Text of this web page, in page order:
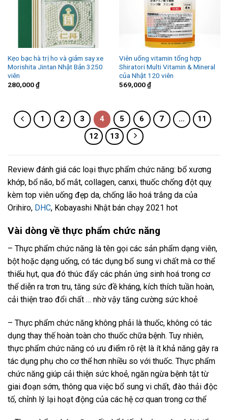
Kẹo bạc hà trị ho và giảm say xe
Morishita Jintan Nhật Bản 3250
viên
280,000₫
Viên uống vitamin tổng hợp
Shiratori Multi Vitamin & Mineral
của Nhật 120 viên
569,000₫
1 2 3 4 5 6 7 …
11
12
13
Review đánh giá các loại thực phẩm chức năng: bổ xương
khớp, bổ não, bổ mắt, collagen, canxi, thuốc chống đột quỵ
kèm top viên uống đẹp da, chống lão hoá trắng da của
Orihiro, DHC, Kobayashi Nhật bán chạy 2021 hot
Vài dòng về thực phẩm chức năng
– Thực phẩm chức năng là tên gọi các sản phẩm dạng viên,
bột hoặc dạng uống, có tác dụng bổ sung vi chất mà cơ thể
thiếu hụt, qua đó thúc đẩy các phản ứng sinh hoá trong cơ
thể diễn ra trơn tru, tăng sức đề kháng, kích thích tuần hoàn,
cải thiện trao đổi chất … nhờ vậy tăng cường sức khoẻ
– Thực phẩm chức năng không phải là thuốc, không có tác
dụng thay thế hoàn toàn cho thuốc chữa bệnh. Tuy nhiên,
thực phẩm chức năng có ưu điểm rõ rệt là ít khả năng gây ra
tác dụng phụ cho cơ thể hơn nhiều so với thuốc. Thực phẩm
chức năng giúp cải thiện sức khoẻ, ngăn ngừa bệnh tật từ
giai đoạn sớm, thông qua việc bổ sung vi chất, đào thải độc
tố, chỉnh lý lại hoạt động của các hệ cơ quan trong cơ thể